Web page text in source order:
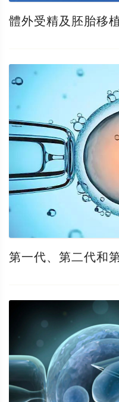
體外受精及胚胎移
第一代、第二代和